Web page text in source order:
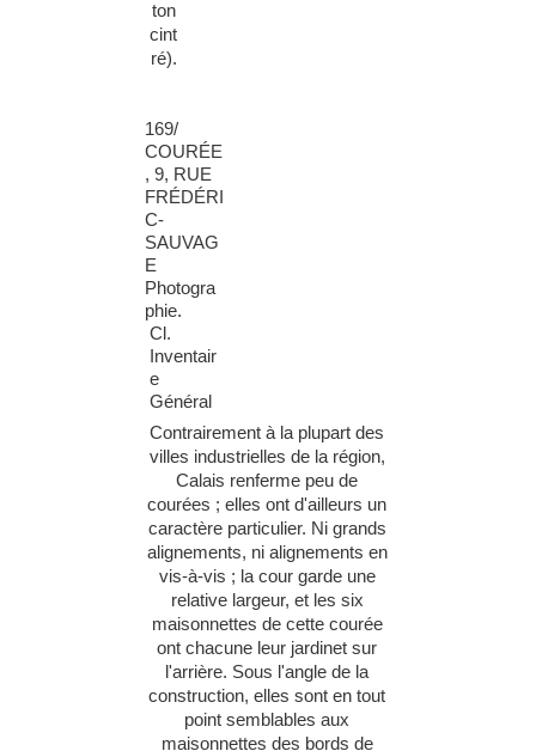
ton
cint
ré).
169/
COURÉE
, 9, RUE
FRÉDÉRI
C-
SAUVAG
E
Photogra
phie.
Cl.
Inventair
e
Général
Contrairement à la plupart des
villes industrielles de la région,
Calais renferme peu de
courées ; elles ont d'ailleurs un
caractère particulier. Ni grands
alignements, ni alignements en
vis-à-vis ; la cour garde une
relative largeur, et les six
maisonnettes de cette courée
ont chacune leur jardinet sur
l'arrière. Sous l'angle de la
construction, elles sont en tout
point semblables aux
maisonnettes des bords de